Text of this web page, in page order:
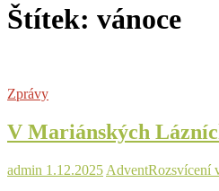
Štítek: vánoce
Zprávy
V Mariánských
admin 1.12.2025 AdventRozsvícení